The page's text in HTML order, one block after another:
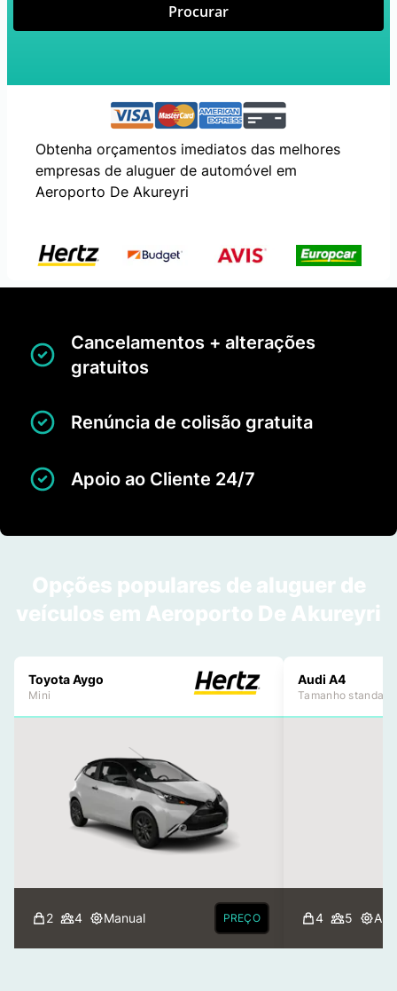
Procurar
Obtenha orçamentos imediatos das melhores
empresas de aluguer de automóvel em
Aeroporto De Akureyri
Cancelamentos + alterações
gratuitos
Renúncia de colisão gratuita
Apoio ao Cliente 24/7
Opções populares de aluguer de
veículos em Aeroporto De Akureyri
Toyota Aygo
Mini
2 4 Manual PREÇO
Audi A4
Tamanho standard
4 5